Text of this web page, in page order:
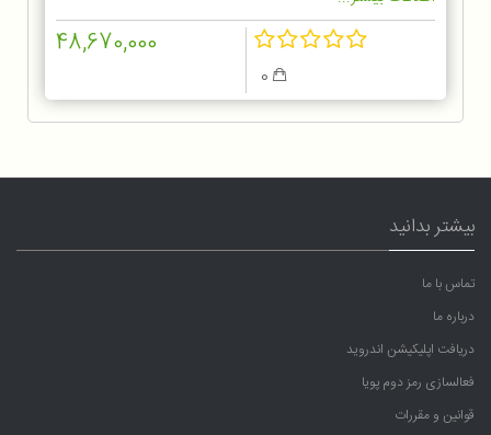
48,670,000
بیشتر بدانید
تماس با ما
درباره ما
دریافت اپلیکیشن اندروید
فعالسازی رمز دوم پویا
قوانین و مقررات